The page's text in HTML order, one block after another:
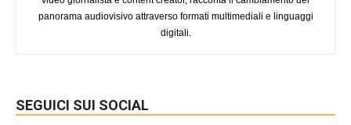
panorama audiovisivo attraverso formati multimediali e linguaggi
digitali.
SEGUICI SUI SOCIAL